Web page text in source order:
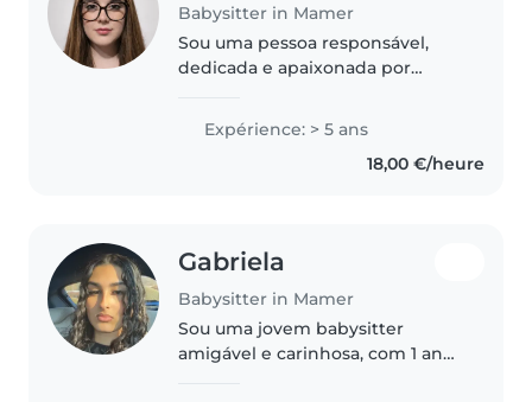
Babysitter in Mamer
Sou uma pessoa responsável,
dedicada e apaixonada por
de 5 anos de experiência como
babysitter, durante os quais
desenvolvi competências
Expérience: > 5 ans
18,00 €/heure
Gabriela
Babysitter in Mamer
Sou uma jovem babysitter
amigável e carinhosa, com 1 ano